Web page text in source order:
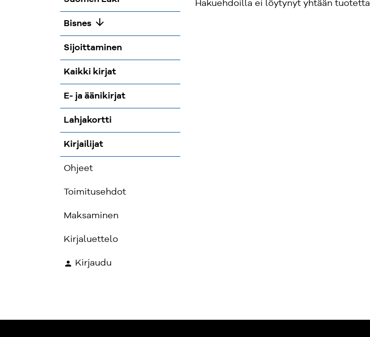
Bisnes arrow_downward
Sijoittaminen
Kaikki kirjat
E- ja äänikirjat
Lahjakortti
Kirjailijat
Ohjeet
Toimitusehdot
Maksaminen
Kirjaluettelo
Kirjaudu
Hakuehdoilla ei löytynyt yhtään tuotetta